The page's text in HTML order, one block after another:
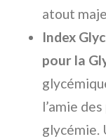
atout
Index
pour la
l’amie
glycémie.